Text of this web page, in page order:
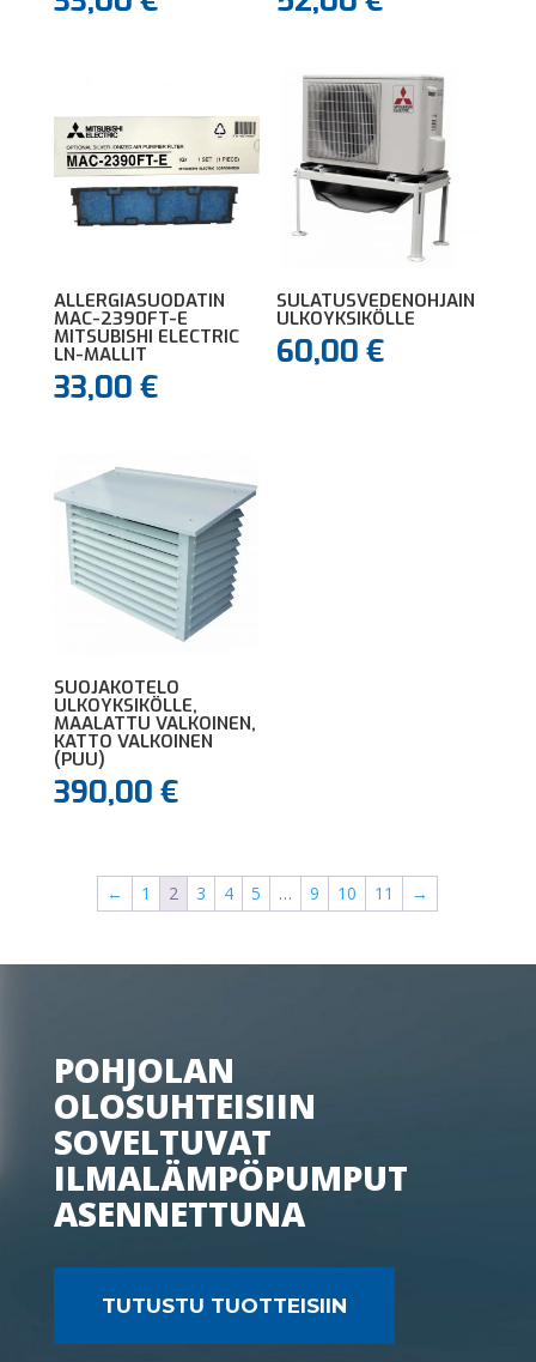
ALLERGIASUODATIN
MAC-2390FT-E
MITSUBISHI ELECTRIC
LN-MALLIT
33,00 €
SULATUSVEDENOHJAIN
ULKOYKSIKÖLLE
60,00€
SUOJAKOTELO
ULKOYKSIKÖLLE,
MAALATTU VALKOINEN,
KATTO VALKOINEN
(PUU)
390,00 €
← 1 2 3 4 5 … 9 10 11 →
POHJOLAN
OLOSUHTEISIIN
SOVELTUVAT
ILMALÄMPÖPUMPUT
ASENNETTUNA
TUTUSTU TUOTTEISIIN